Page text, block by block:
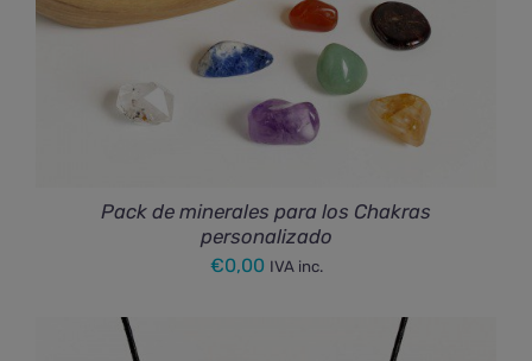
Pack de minerales para los Chakras
personalizado
€0,00 IVA inc.